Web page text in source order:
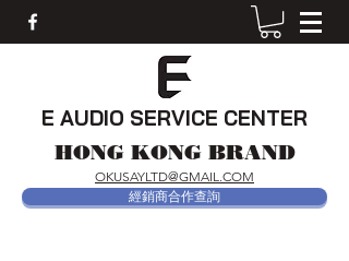
E AUDIO SERVICE CENTER
HONG KONG BRAND
OKUSAYLTD@GMAIL.COM
經銷商合作查詢